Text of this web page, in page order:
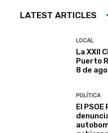
LATEST ARTICLES
LOCAL
La XXII
Puerto
8 de
POLÍTICA
El